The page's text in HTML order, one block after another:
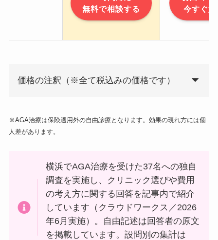
無料で相談する
今すぐ
価格の注釈（※全て税込みの価格です）
※AGA治療は保険適用外の自由診療となります。効果の現れ方には個
人差があります。
横浜でAGA治療を受けた37名への独自
調査を実施し、クリニック選びや費用
の考え方に関する回答を記事内で紹介
しています（クラウドワークス／2026
年6月実施）。自由記述は回答者の原文
を掲載しています。設問別の集計は